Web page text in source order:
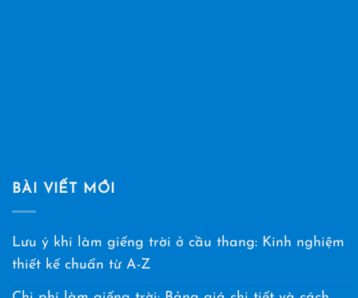
BÀI VIẾT MỚI
Lưu ý khi làm giếng trời ở cầu thang: Kinh nghiệm
thiết kế chuẩn từ A-Z